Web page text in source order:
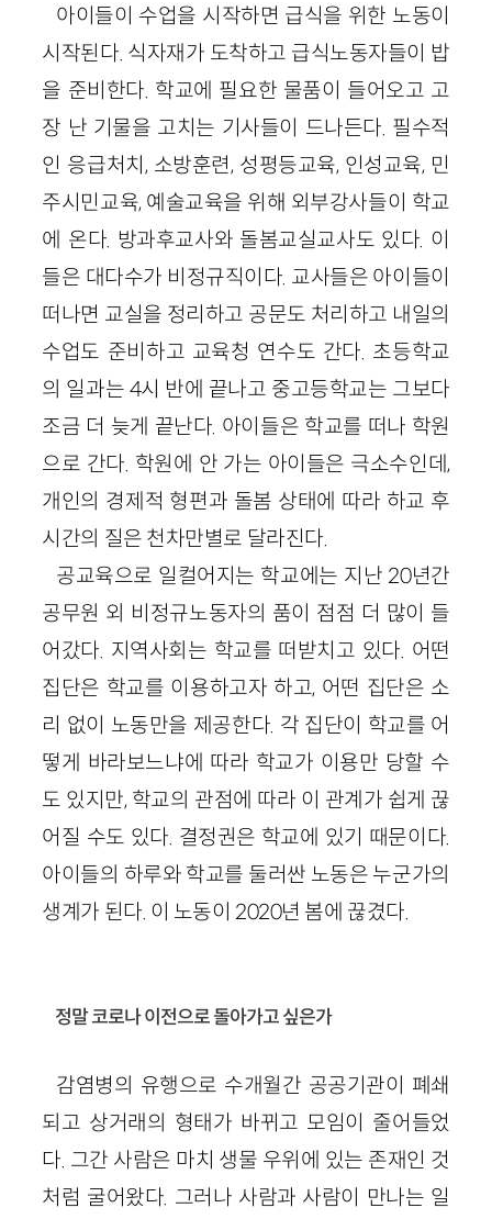
아이들이 수업을 시작하면 급식을 위한 노동이
시작된다. 식자재가 도착하고 급식노동자들이 밥
을 준비한다. 학교에 필요한 물품이 들어오고 고
장 난 기물을 고치는 기사들이 드나든다. 필수적
인 응급처치, 소방훈련, 성평등교육, 인성교육, 민
주시민교육, 예술교육을 위해 외부강사들이 학교
에 온다. 방과후교사와 돌봄교실교사도 있다. 이
들은 대다수가 비정규직이다. 교사들은 아이들이
떠나면 교실을 정리하고 공문도 처리하고 내일의
수업도 준비하고 교육청 연수도 간다. 초등학교
의 일과는 4시 반에 끝나고 중고등학교는 그보다
조금 더 늦게 끝난다. 아이들은 학교를 떠나 학원
으로 간다. 학원에 안 가는 아이들은 극소수인데,
개인의 경제적 형편과 돌봄 상태에 따라 하교 후
시간의 질은 천차만별로 달라진다.
공교육으로 일컬어지는 학교에는 지난 20년간
공무원 외 비정규노동자의 품이 점점 더 많이 들
어갔다. 지역사회는 학교를 떠받치고 있다. 어떤
집단은 학교를 이용하고자 하고, 어떤 집단은 소
리 없이 노동만을 제공한다. 각 집단이 학교를 어
떻게 바라보느냐에 따라 학교가 이용만 당할 수
도 있지만, 학교의 관점에 따라 이 관계가 쉽게 끊
어질 수도 있다. 결정권은 학교에 있기 때문이다.
아이들의 하루와 학교를 둘러싼 노동은 누군가의
생계가 된다. 이 노동이 2020년 봄에 끊겼다.
정말 코로나 이전으로 돌아가고 싶은가
감염병의 유행으로 수개월간 공공기관이 폐쇄
되고 상거래의 형태가 바뀌고 모임이 줄어들었
다. 그간 사람은 마치 생물 우위에 있는 존재인 것
처럼 굴어왔다. 그러나 사람과 사람이 만나는 일